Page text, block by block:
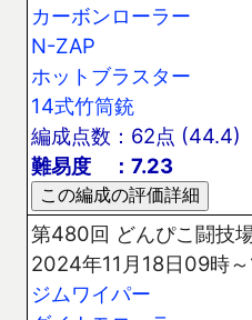
カーボンローラー
N-ZAP
ホットブラスター
14式竹筒銃
編成点数：62点 (44.4)
難易度 ：7.23
第480回 どんぴこ闘技
2024年11月18日09時
ジムワイパー